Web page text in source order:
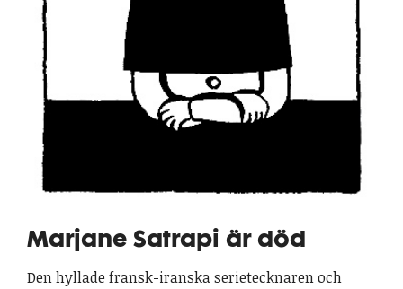
Marjane Satrapi är död
Den hyllade fransk-iranska serietecknaren och